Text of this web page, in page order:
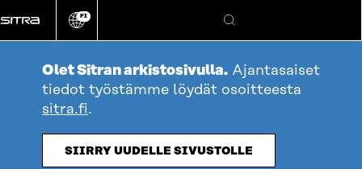
suoraan
sisältöön
Vaihda
kieli
FI
Hae
Olet Sitran arkistosivulla. Ajantasaiset
tiedot työstämme löydät osoitteesta
sitra.fi.
SIIRRY UUDELLE SIVUSTOLLE